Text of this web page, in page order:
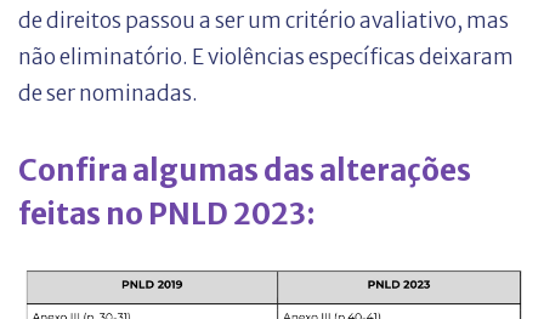
de direitos passou a ser um critério avaliativo, mas
não eliminatório. E violências específicas deixaram
de ser nominadas.
Confira algumas das alterações
feitas no PNLD 2023: